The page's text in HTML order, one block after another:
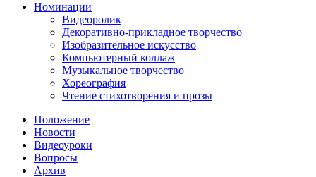
Номинации
Видеоролик
Декоративно-прикладное творчество
Изобразительное искусство
Компьютерный коллаж
Музыкальное творчество
Хореография
Чтение стихотворения и прозы
Положение
Новости
Видеоуроки
Вопросы
Архив